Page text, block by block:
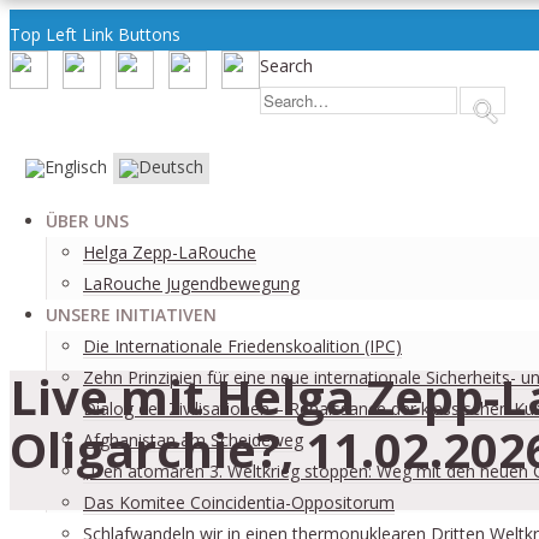
Top Left Link Buttons
Search
ÜBER UNS
Helga Zepp-LaRouche
LaRouche Jugendbewegung
UNSERE INITIATIVEN
Die Internationale Friedenskoalition (IPC)
­Zehn Prinzipien für eine neue internationale Sicherheits-
Dialog der Zivilisationen – Renaissance der klassischen
Afghanistan am Scheideweg
„Den atomaren 3. Weltkrieg stoppen: Weg mit den neuen
Das Komitee Coincidentia-Oppositorum
Schlafwandeln wir in einen thermonuklearen Dritten
Live mit Helga Zepp-
Oligarchie?,